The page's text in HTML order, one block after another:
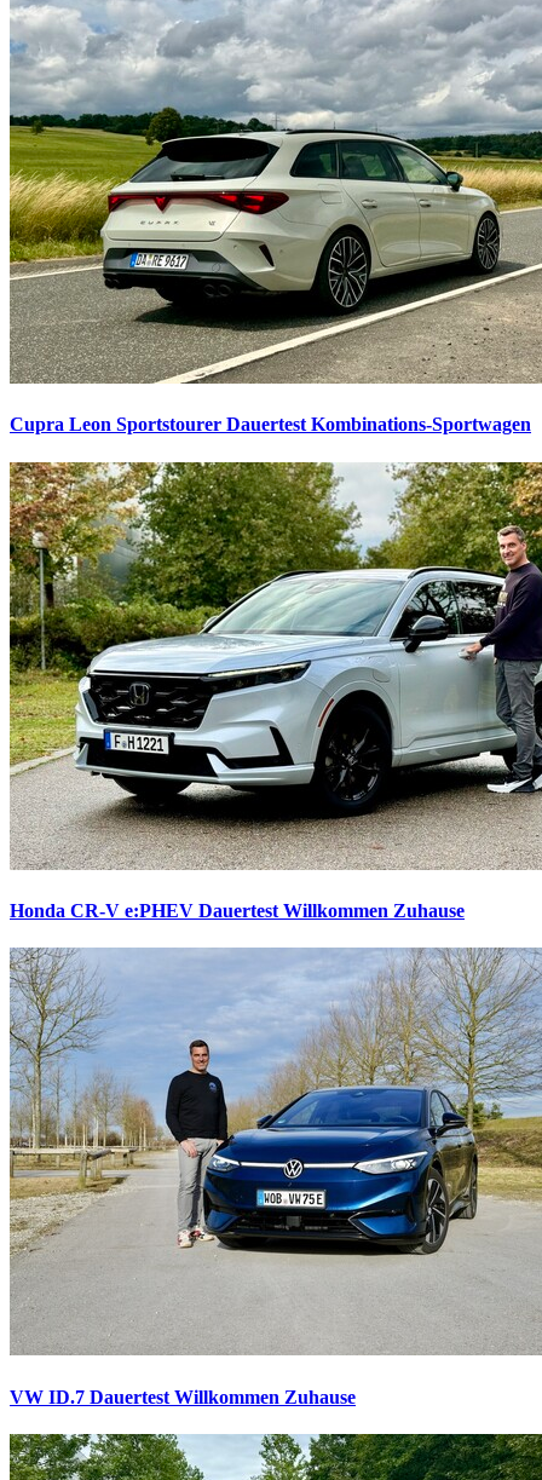
Cupra Leon Sportstourer Dauertest Kombinations-Sportwagen
Honda CR-V e:PHEV Dauertest Willkommen Zuhause
VW ID.7 Dauertest Willkommen Zuhause